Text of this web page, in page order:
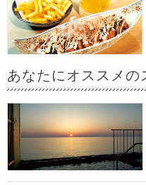
あなたにオススメの